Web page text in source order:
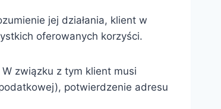
jej działania, klient w
oferowanych korzyści.
związku z tym klient musi
potwierdzenie adresu